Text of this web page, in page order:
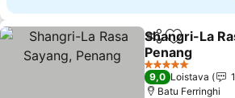
Jaa Lisää
Shangri-La
Penang
Katso hinnat
5 Tähtiluokitus
9,0 Loistava
Batu Ferringhi